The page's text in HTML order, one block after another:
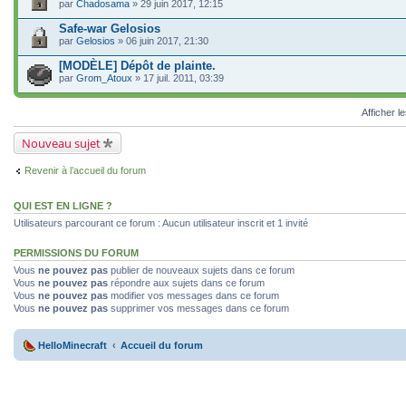
par Chadosama » 29 juin 2017, 12:15
Safe-war Gelosios
par Gelosios » 06 juin 2017, 21:30
[MODÈLE] Dépôt de plainte.
par Grom_Atoux » 17 juil. 2011, 03:39
Afficher
Nouveau sujet
Revenir à l’accueil du forum
QUI EST EN LIGNE ?
Utilisateurs parcourant ce forum : Aucun utilisateur inscrit et 1 invité
PERMISSIONS DU FORUM
Vous ne pouvez pas publier de nouveaux sujets dans ce forum
Vous ne pouvez pas répondre aux sujets dans ce forum
Vous ne pouvez pas modifier vos messages dans ce forum
Vous ne pouvez pas supprimer vos messages dans ce forum
HelloMinecraft Accueil du forum